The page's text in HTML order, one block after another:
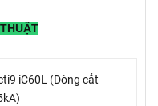
iC60L (Dòng cắt